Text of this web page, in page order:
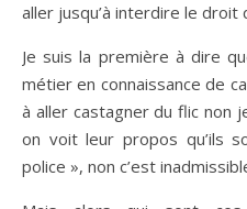
aller jusqu’à interdire le droit
Je suis la première à dire
métier en connaissance de
à aller castagner du flic non
on voit leur propos qu’ils
police », non c’est